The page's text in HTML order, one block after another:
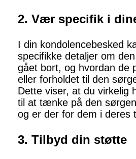
2. Vær specifik i
I din kondolencebesked
specifikke detaljer om
gået bort, og hvordan de
eller forholdet til den
Dette viser, at du virkelig
til at tænke på den
og er der for dem i deres
3. Tilbyd din støtte